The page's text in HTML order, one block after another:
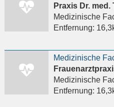
Praxis Dr.
Medizinische
Entfernung:
Medizinische
Medizinische
Entfernung: